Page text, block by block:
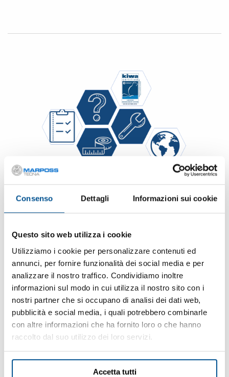
Consenso Dettagli Informazioni sui cookie
Questo sito web utilizza i cookie
Utilizziamo i cookie per personalizzare contenuti ed
annunci, per fornire funzionalità dei social media e per
analizzare il nostro traffico. Condividiamo inoltre
informazioni sul modo in cui utilizza il nostro sito con i
nostri partner che si occupano di analisi dei dati web,
pubblicità e social media, i quali potrebbero combinarle
con altre informazioni che ha fornito loro o che hanno
raccolto dal suo utilizzo dei loro servizi.
Accetta tutti
NETWORK GLOBALE
Marposs, con unapresenza costante e vicina ovunque nel
mondo.
SIAMO CERTIFICATI ISO 9001
a garanzia dell’attenzione che dedichiamo, da sempre, ad ogni
aspetto della nostra attività.
SOFTWARE APPLICATIVO E RACCOLTA
DATI
dispositivi. Consente inoltre di
programmare i parametri di